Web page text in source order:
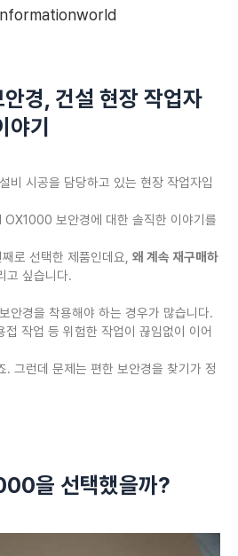
경, 건설 현장 작업자
기
비 시공을 담당하고 있는 현장 작업자입
보안경에 대한 솔직한 이야기를
로 선택한 제품인데요, 왜 계속 재구매하
고 싶습니다.
안경을 착용해야 하는 경우가 많습니다.
작업 등 위험한 작업이 끊임없이 이어
. 그런데 문제는 편한 보안경을 찾기가 정
을 선택했을까?